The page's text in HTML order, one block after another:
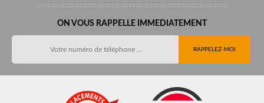
ON VOUS RAPPELLE IMMEDIATEMENT